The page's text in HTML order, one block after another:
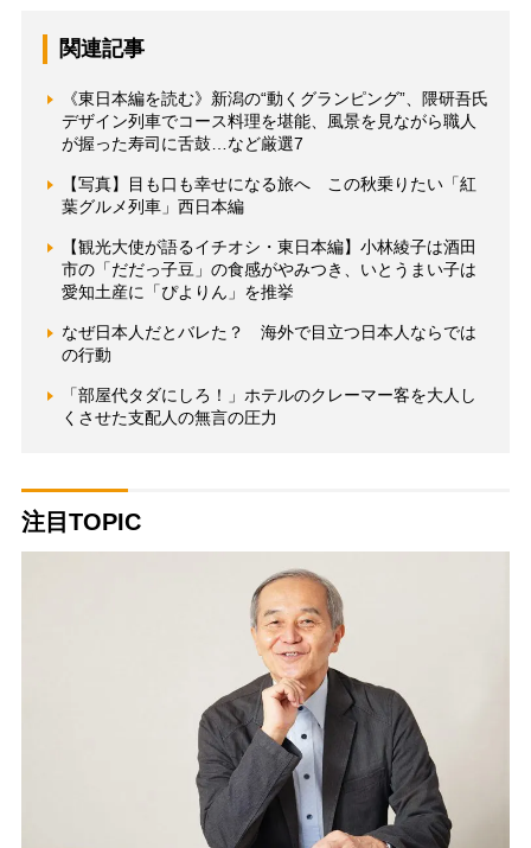
関連記事
《東日本編を読む》新潟の“動くグランピング”、隈研吾氏
デザイン列車でコース料理を堪能、風景を見ながら職人
が握った寿司に舌鼓…など厳選7
【写真】目も口も幸せになる旅へ この秋乗りたい「紅
葉グルメ列車」西日本編
【観光大使が語るイチオシ・東日本編】小林綾子は酒田
市の「だだっ子豆」の食感がやみつき、いとうまい子は
愛知土産に「ぴよりん」を推挙
なぜ日本人だとバレた？ 海外で目立つ日本人ならでは
の行動
「部屋代タダにしろ！」ホテルのクレーマー客を大人し
くさせた支配人の無言の圧力
注目TOPIC